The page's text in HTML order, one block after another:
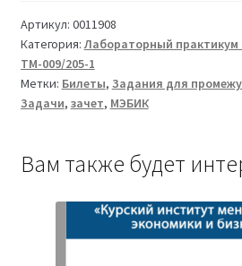
Лабораторный
практикум
по
бухгалтерскому
учету
1
Артикул: 0011908
Категория:Лабораторный практикум
ТМ-009/205-1
Метки: Билеты, Задания для
Задачи, зачет, МЭБИК
Вам также будет